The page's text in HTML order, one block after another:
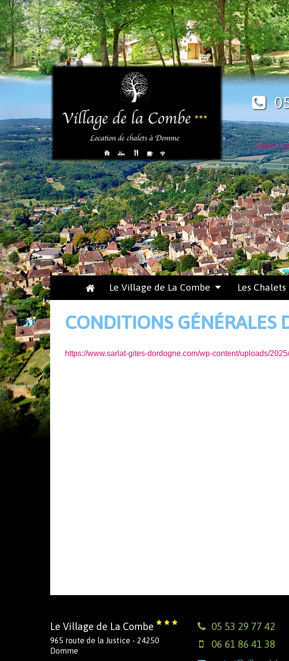
Le Village de La Combe Les Chalets
Select
CONDITIONS GÉNÉRALES
https://www.sarlat-gites-dordogne.com/wp-content/uploads/
Le Village de La Combe
965 route de la Justice - 24250
Domme
05 53 29 77 42
06 61 86 41 38